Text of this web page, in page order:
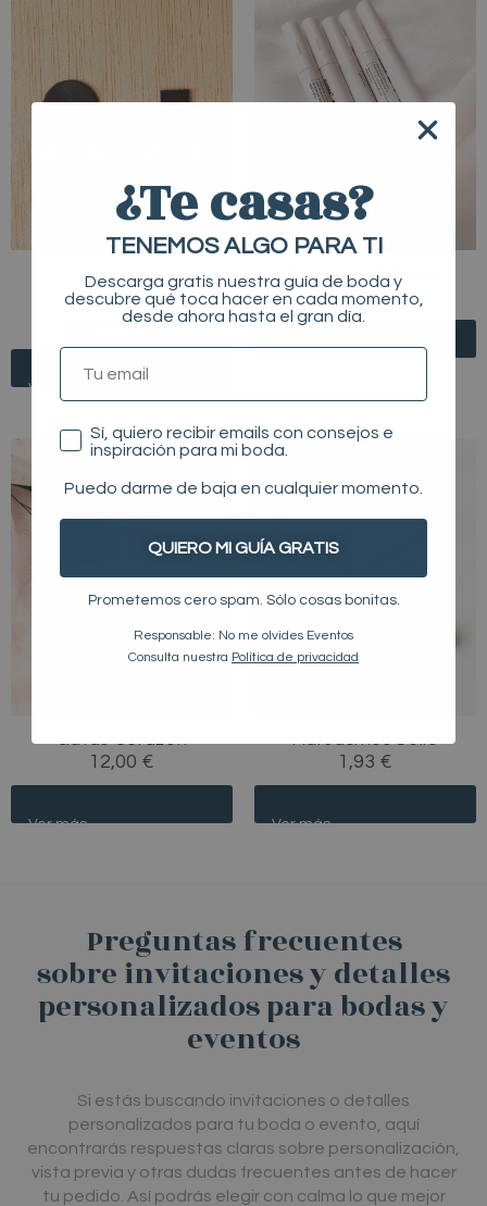
Imanes
-0,40€
DE
PRECIOS:
DESDE
0,25 €
HASTA
producto
tiene
múltiples
variantes.
Las
opciones
se
pueden
elegir
producto
Rotulador blanco
3,00€
12,00 € 1,93 €
Preguntas frecuentes
sobre invitaciones y detalles
personalizados para bodas y
eventos
Si estás buscando invitaciones o detalles
personalizados para tu boda o evento, aquí
encontrarás respuestas claras sobre personalización,
vista previa y otras dudas frecuentes antes de hacer
tu pedido. Así podrás elegir con calma lo que mejor
¿Te casas?
TENEMOS ALGO PARA TI
Descarga gratis nuestra guía de boda y
descubre qué toca hacer en cada momento,
desde ahora hasta el gran día.
Consentimiento
Sí, quiero recibir emails con consejos e
inspiración para mi boda.
Puedo darme de baja en cualquier momento.
QUIERO MI GUÍA GRATIS
Prometemos cero spam. Sólo cosas bonitas.
Responsable: No me olvides Eventos
Consulta nuestra Política de privacidad